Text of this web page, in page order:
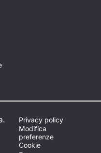
Privacy policy
Modifica
preferenze
Cookie